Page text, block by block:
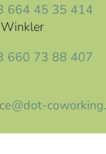
664 45 35 414
660 73 88 407